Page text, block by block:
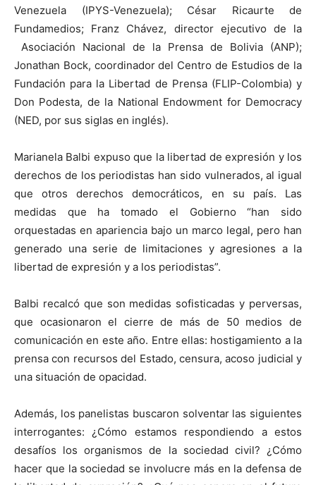
Venezuela (IPYS-Venezuela); César Ricaurte de
Fundamedios; Franz Chávez, director ejecutivo de la
Asociación Nacional de la Prensa de Bolivia (ANP);
Jonathan Bock, coordinador del Centro de Estudios de la
Fundación para la Libertad de Prensa (FLIP-Colombia) y
Don Podesta, de la National Endowment for Democracy
(NED, por sus siglas en inglés).
Marianela Balbi expusoque la libertad de expresión y los
derechos de los periodistas han sido vulnerados, al igual
que otros derechos democráticos, en su país. Las
medidas que ha tomado el Gobierno “han sido
orquestadas en apariencia bajo un marco legal, pero han
generado una serie de limitaciones y agresiones a la
libertad de expresión y a los periodistas”.
Balbi recalcó que son medidas sofisticadas y perversas,
que ocasionaron el cierre de más de 50 medios de
comunicación en este año. Entre ellas: hostigamiento a la
prensa con recursos del Estado, censura, acoso judicial y
una situación de opacidad.
Además, los panelistas buscaron solventar las siguientes
interrogantes: ¿Cómo estamos respondiendo a estos
desafíos los organismos de la sociedad civil? ¿Cómo
hacer que la sociedad se involucre más en la defensa de